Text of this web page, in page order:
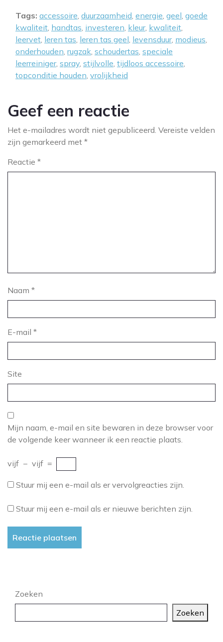
Tags: accessoire, duurzaamheid, energie, geel, goede
kwaliteit, handtas, investeren, kleur, kwaliteit,
leervet, leren tas, leren tas geel, levensduur, modieus,
onderhouden, rugzak, schoudertas, speciale
leerreiniger, spray, stijlvolle, tijdloos accessoire,
topconditie houden, vrolijkheid
Geef een reactie
Het e-mailadres wordt niet gepubliceerd. Vereiste velden
zijn gemarkeerd met *
Reactie *
Naam *
E-mail *
Site
Mijn naam, e-mail en site bewaren in deze browser voor
de volgende keer wanneer ik een reactie plaats.
vijf − vijf =
Stuur mij een e-mail als er vervolgreacties zijn.
Stuur mij een e-mail als er nieuwe berichten zijn.
Zoeken
Zoeken